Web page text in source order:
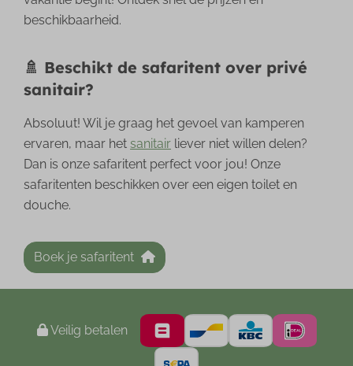
beschikbaarheid.
🚿 Beschikt de safaritent over privé
sanitair?
Absoluut! Wil je graag het gevoel van kamperen
ervaren, maar hetsanitair liever niet willen delen?
Dan is onze safaritent perfect voor jou! Onze
safaritenten beschikken over een eigen toilet en
douche.
Boek je safaritent
Veilig betalen